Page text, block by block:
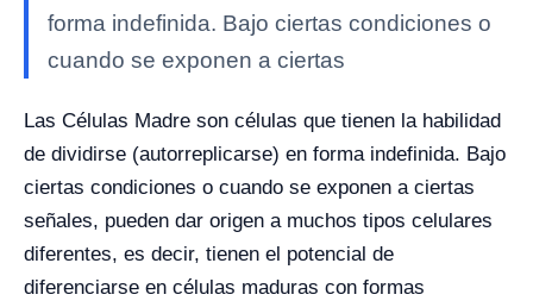
forma indefinida. Bajo ciertas condiciones o
cuando se exponen a ciertas
Las Células Madre son células que tienen la habilidad
de dividirse (autorreplicarse) en forma indefinida. Bajo
ciertas condiciones o cuando se exponen a ciertas
señales, pueden dar origen a muchos tipos celulares
diferentes, es decir, tienen el potencial de
diferenciarse en células maduras con formas